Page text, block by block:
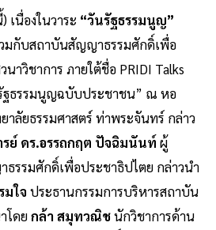
เนื่องในวาระ “วันรัฐธรรมนูญ”
มกับสถาบันสัญญาธรรมศักดิ์เพื่อ
าวิชาการ ภายใต้ชื่อ PRIDI Talks
ฐธรรมนูญฉบับประชาชน” ณ หอ
ลัยธรรมศาสตร์ ท่าพระจันทร์ กล่าว
รย์ ดร.อรรถกฤต ปัจฉิมนันท์ ผู้
รรมศักดิ์เพื่อประชาธิปไตย กล่าวนำ
มใจ ประธานกรรมการบริหารสถาบัน
โดยกล้า สมุทวณิชนักวิชาการด้าน